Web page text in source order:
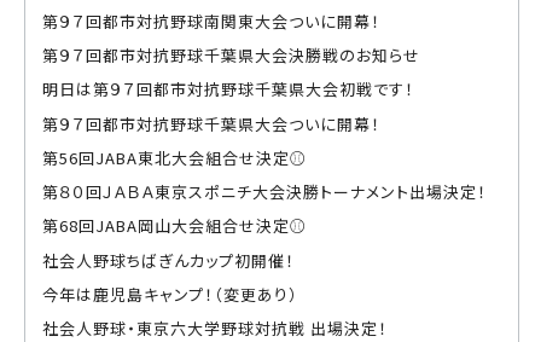
第９７回都市対抗野球南関東大会ついに開幕！
第９７回都市対抗野球千葉県大会決勝戦のお知らせ
明日は第９７回都市対抗野球千葉県大会初戦です！
第９７回都市対抗野球千葉県大会ついに開幕！
第56回JABA東北大会組合せ決定⚾
第８０回ＪＡＢＡ東京スポニチ大会決勝トーナメント出場決定！
第68回JABA岡山大会組合せ決定⚾
社会人野球ちばぎんカップ初開催！
今年は鹿児島キャンプ！（変更あり）
社会人野球・東京六大学野球対抗戦 出場決定！